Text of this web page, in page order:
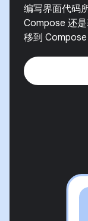
编写界面代码
Compose 还
移到 Compose